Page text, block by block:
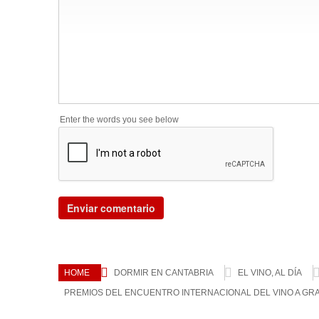
Enter the words you see below
HOME DORMIR EN CANTABRIA
EL VINO, AL DÍA
PREMIOS DEL ENCUENTRO INTERNACIONAL DEL VINO A